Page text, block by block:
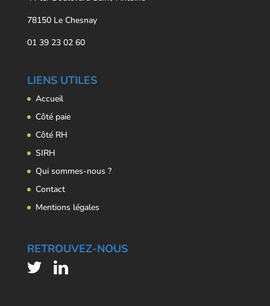
78150 Le Chesnay
01 39 23 02 60
LIENS UTILES
Accueil
Côté paie
Côté RH
SIRH
Qui sommes-nous ?
Contact
Mentions légales
RETROUVEZ-NOUS